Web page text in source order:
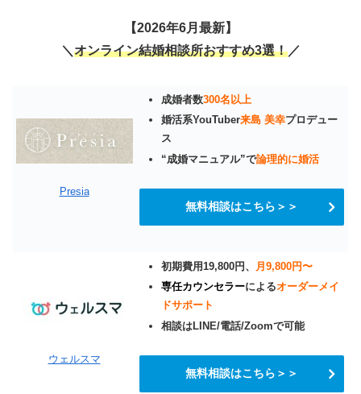
【2026年6月最新】
＼ オンライン結婚相談所おすすめ3選！／
Presia
成婚者数300名以上
婚活系YouTuber来島 美幸プロデュー
ス
“成婚マニュアル”で論理的に婚活
無料相談はこちら＞＞
ウェルスマ
初期費用19,800円、
月9,800円〜
専任カウンセラーによるオーダーメイ
ドサポート
相談はLINE/電話/Zoomで可能
無料相談はこちら＞＞